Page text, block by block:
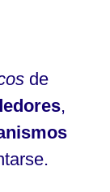
de
,